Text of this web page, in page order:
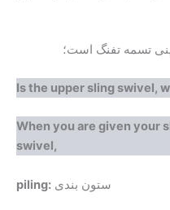
تسمه تفنگ است؛
Is the upper sling swivel,
When you are given your
swivel,
piling: ستون بندی